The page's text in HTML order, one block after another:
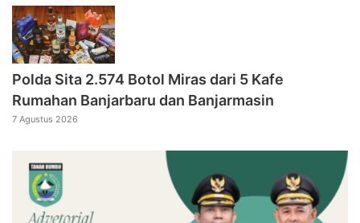
Polda Sita 2.574 Botol Miras dari 5 Kafe
Rumahan Banjarbaru dan Banjarmasin
7 Agustus 2026